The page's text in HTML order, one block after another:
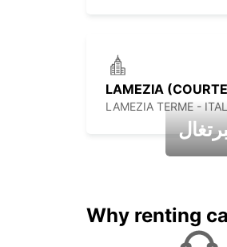
LAMEZIA
LAMEZIA TERME -
Why renting